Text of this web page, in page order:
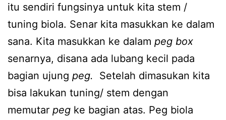
itu sendiri fungsinya untuk kita stem /
tuning biola. Senar kita masukkan ke dalam
sana. Kita masukkan ke dalam peg box
senarnya, disana ada lubang kecil pada
bagian ujung peg.
Setelah dimasukan kita
bisa lakukan tuning/ stem dengan
memutar peg ke bagian atas. Peg biola